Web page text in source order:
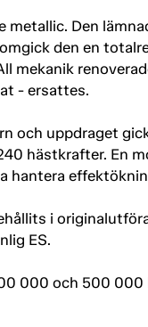
Den
den en
mekanik
- ersattes.
och uppdraget
hästkrafter. En
hantera
i
ES.
000 och 500 000